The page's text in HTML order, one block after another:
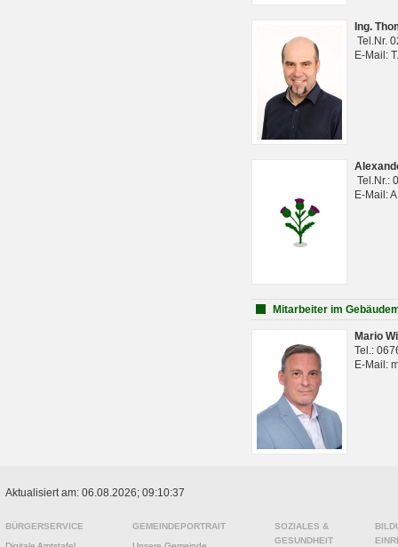
Ing.
Tel.Nr.
E-Mail:
Tel.Nr.:
E-Mail:
Mitarbeiter im
Mario
Tel.:
E-Mail:
Aktualisiert am: 06.08.2026; 09:10:37
BÜRGERSERVICE
GEMEINDEPORTRAIT
SOZIALES &
GESUNDHEIT